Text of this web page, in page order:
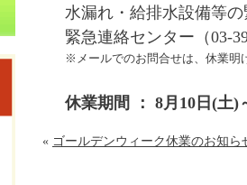
水漏れ・給排水設備等の
緊急連絡センター（03-
※メールでのお問合せは、休業明
休業期間 ： 8月10日(土)
« ゴールデンウィーク休業のお知ら